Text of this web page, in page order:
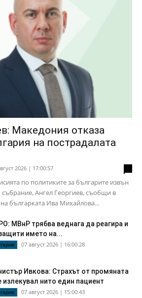
Македония отказа
на пострадалата
2026 | 17:00:57
по политиките за българите извън
събрание, Ангел Георгиев, съобщи в
българката Ива Михайлова...
МВнР трябва веднага да реагира и
името на...
07 август 2026 | 16:00:28
Ивкова: Страхът от промяната
излекувал нито един пациент
07 август 2026 | 15:00:43